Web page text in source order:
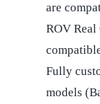
are
ROV Real
Fully
models